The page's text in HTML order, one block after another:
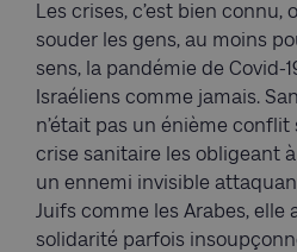
Les crises, c’est bien
souder les gens, au moins
sens, la pandémie de Covid-
Israéliens comme jamais.
n’était pas un énième
crise sanitaire les obligeant
un ennemi invisible
Juifs comme les Arabes, elle
solidarité parfois